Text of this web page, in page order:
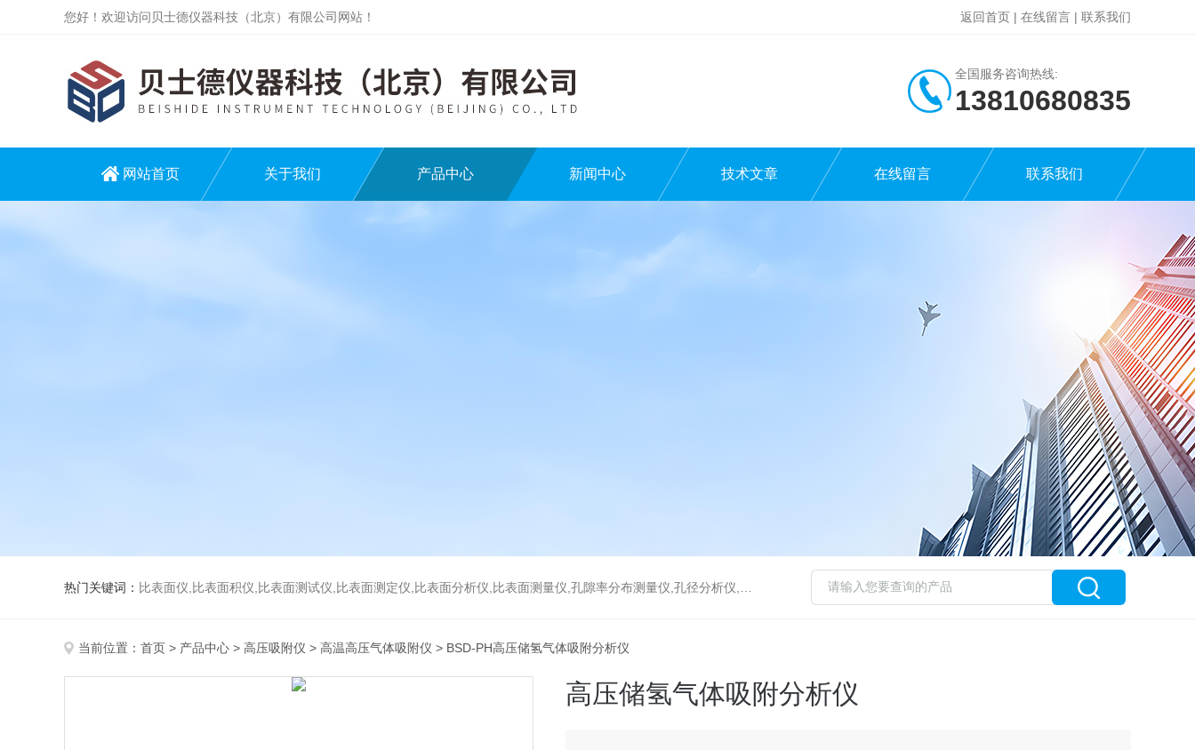
您好！欢迎访问贝士德仪器科技（北京）有限公司网站！ 返回首页 | 在线留言 | 联系我们
全国服务咨询热线:
13810680835
网站首页 关于我们 产品中心 新闻中心 技术文章 在线留言 联系我们
热门关键词： 比表面仪,比表面积仪,比表面测试仪,比表面测定仪,比表面分析仪,比表面测量仪,孔隙率分布测量仪,孔径分析仪,孔径测试仪,孔结构分析仪
当前位置： 首页 > 产品中心 > 高压吸附仪 > 高温高压气体吸附仪 > BSD-PH高压储氢气体吸附分析仪
高压储氢气体吸附分析仪